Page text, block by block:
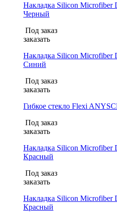
Накладка Silicon Microfiber
Черный
Под заказ
заказать
Накладка Silicon Microfiber
Синий
Под заказ
заказать
Гибкое стекло Flexi
Под заказ
заказать
Накладка Silicon Microfiber
Красный
Под заказ
заказать
Накладка Silicon Microfiber
Красный